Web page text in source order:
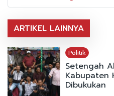
ARTIKEL LAINNYA
Politik
Setengah
Kabupaten
Dibukukan